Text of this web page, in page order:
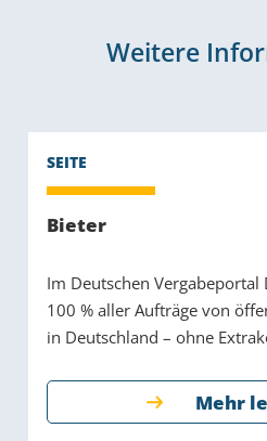
Weitere
Bieter
Im Deutschen Vergabeportal
100 % aller Aufträge von
in Deutschland – ohne
Mehr